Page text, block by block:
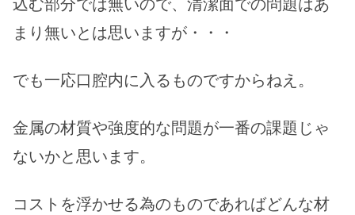
まり無いとは思いますが・・・
でも一応口腔内に入るものですからねえ。
金属の材質や強度的な問題が一番の課題じゃ
ないかと思います。
コストを浮かせる為のものであればどんな材